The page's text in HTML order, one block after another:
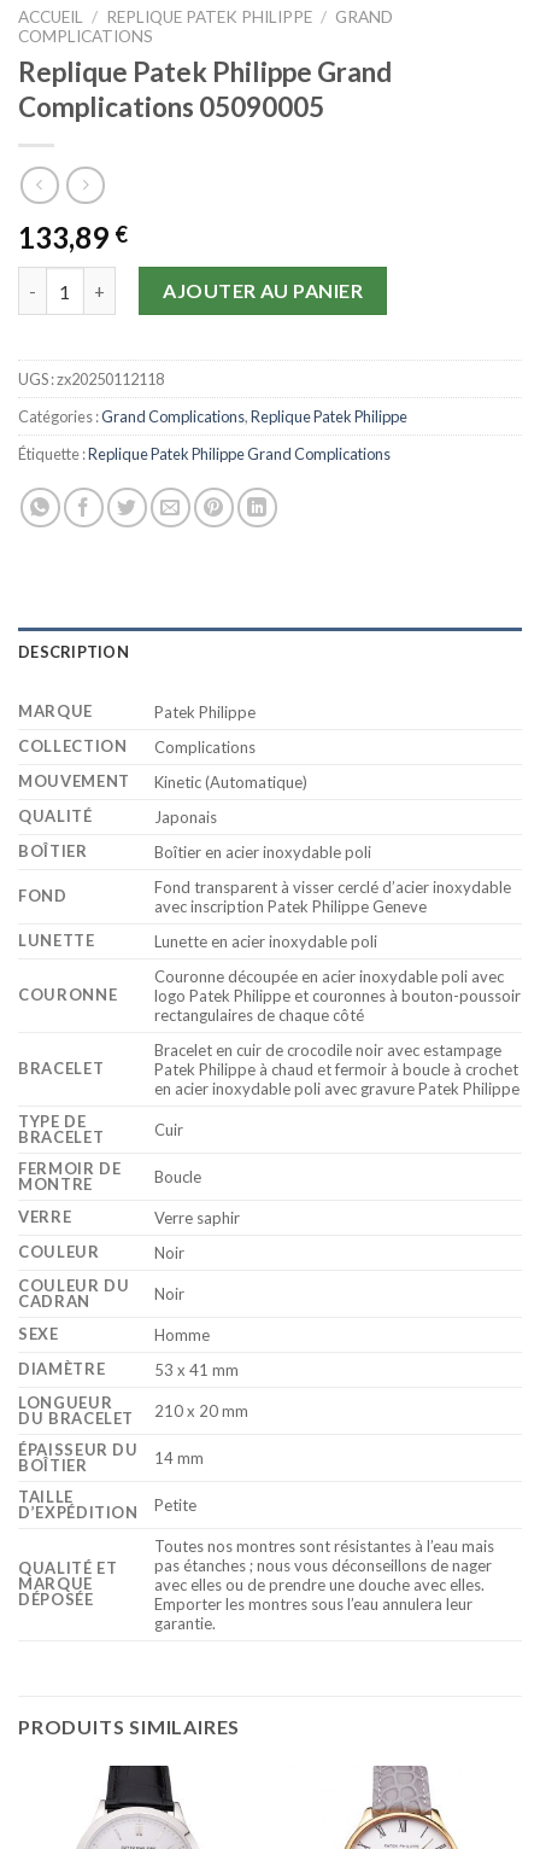
ACCUEIL / REPLIQUE PATEK PHILIPPE / GRAND
COMPLICATIONS
Replique Patek Philippe Grand
Complications 05090005
133,89 €
AJOUTER AU PANIER
UGS :zx20250112118
Catégories :Grand Complications,Replique Patek Philippe
Étiquette :Replique Patek Philippe Grand Complications
DESCRIPTION
MARQUE
Patek Philippe
COLLECTION
Complications
MOUVEMENT
Kinetic (Automatique)
QUALITÉ
Japonais
BOÎTIER
Boîtier en acier inoxydable poli
FOND
Fond transparent à visser cerclé d’acier inoxydable
avec inscription Patek Philippe Geneve
LUNETTE
Lunette en acier inoxydable poli
COURONNE
Couronne découpée en acier inoxydable poli avec
logo Patek Philippe et couronnes à bouton-poussoir
rectangulaires de chaque côté
BRACELET
Bracelet en cuir de crocodile noir avec estampage
Patek Philippe à chaud et fermoir à boucle à crochet
en acier inoxydable poli avec gravure Patek Philippe
TYPE DE
BRACELET
Cuir
FERMOIR DE
MONTRE
Boucle
VERRE
Verre saphir
COULEUR
Noir
COULEUR DU
CADRAN
Noir
SEXE
Homme
DIAMÈTRE
53 x 41 mm
LONGUEUR
DU BRACELET
210 x 20 mm
ÉPAISSEUR DU
BOÎTIER
14 mm
TAILLE
D’EXPÉDITION
Petite
QUALITÉ ET
MARQUE
DÉPOSÉE
Toutes nos montres sont résistantes à l’eau mais
pas étanches ; nous vous déconseillons de nager
avec elles ou de prendre une douche avec elles.
Emporter les montres sous l’eau annulera leur
garantie.
PRODUITS SIMILAIRES